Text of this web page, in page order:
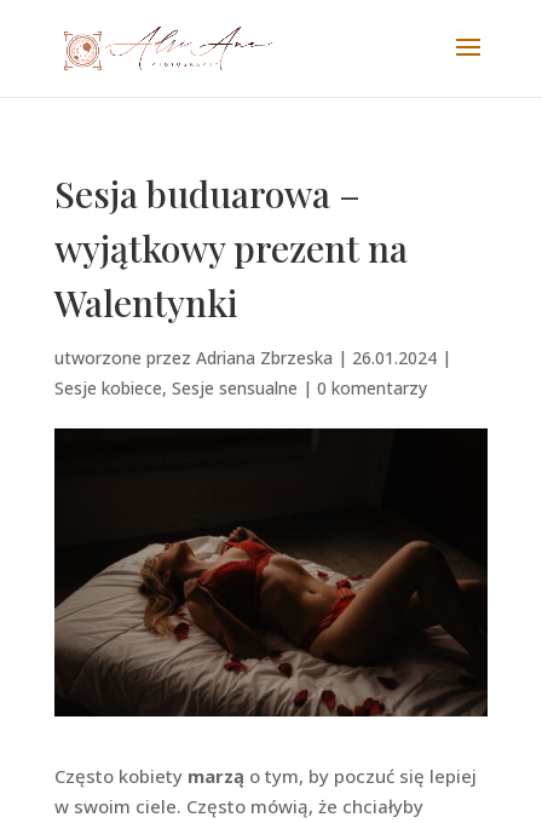
Sesja buduarowa –
wyjątkowy prezent na
Walentynki
utworzone przez Adriana Zbrzeska | 26.01.2024|
Sesje kobiece, Sesje sensualne | 0 komentarzy
Często kobiety marzą o tym, by poczuć się lepiej
w swoim ciele. Często mówią, że chciałyby